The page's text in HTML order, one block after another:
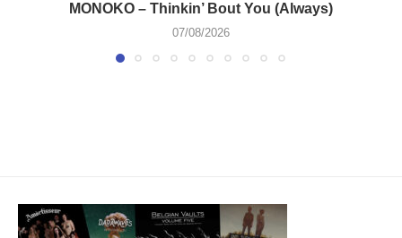
MONOKO – Thinkin’ Bout You (Always)
07/08/2026